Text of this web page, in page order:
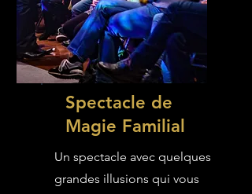
Spectacle de
Magie Familial
Un spectacle avec quelques
grandes illusions qui vous